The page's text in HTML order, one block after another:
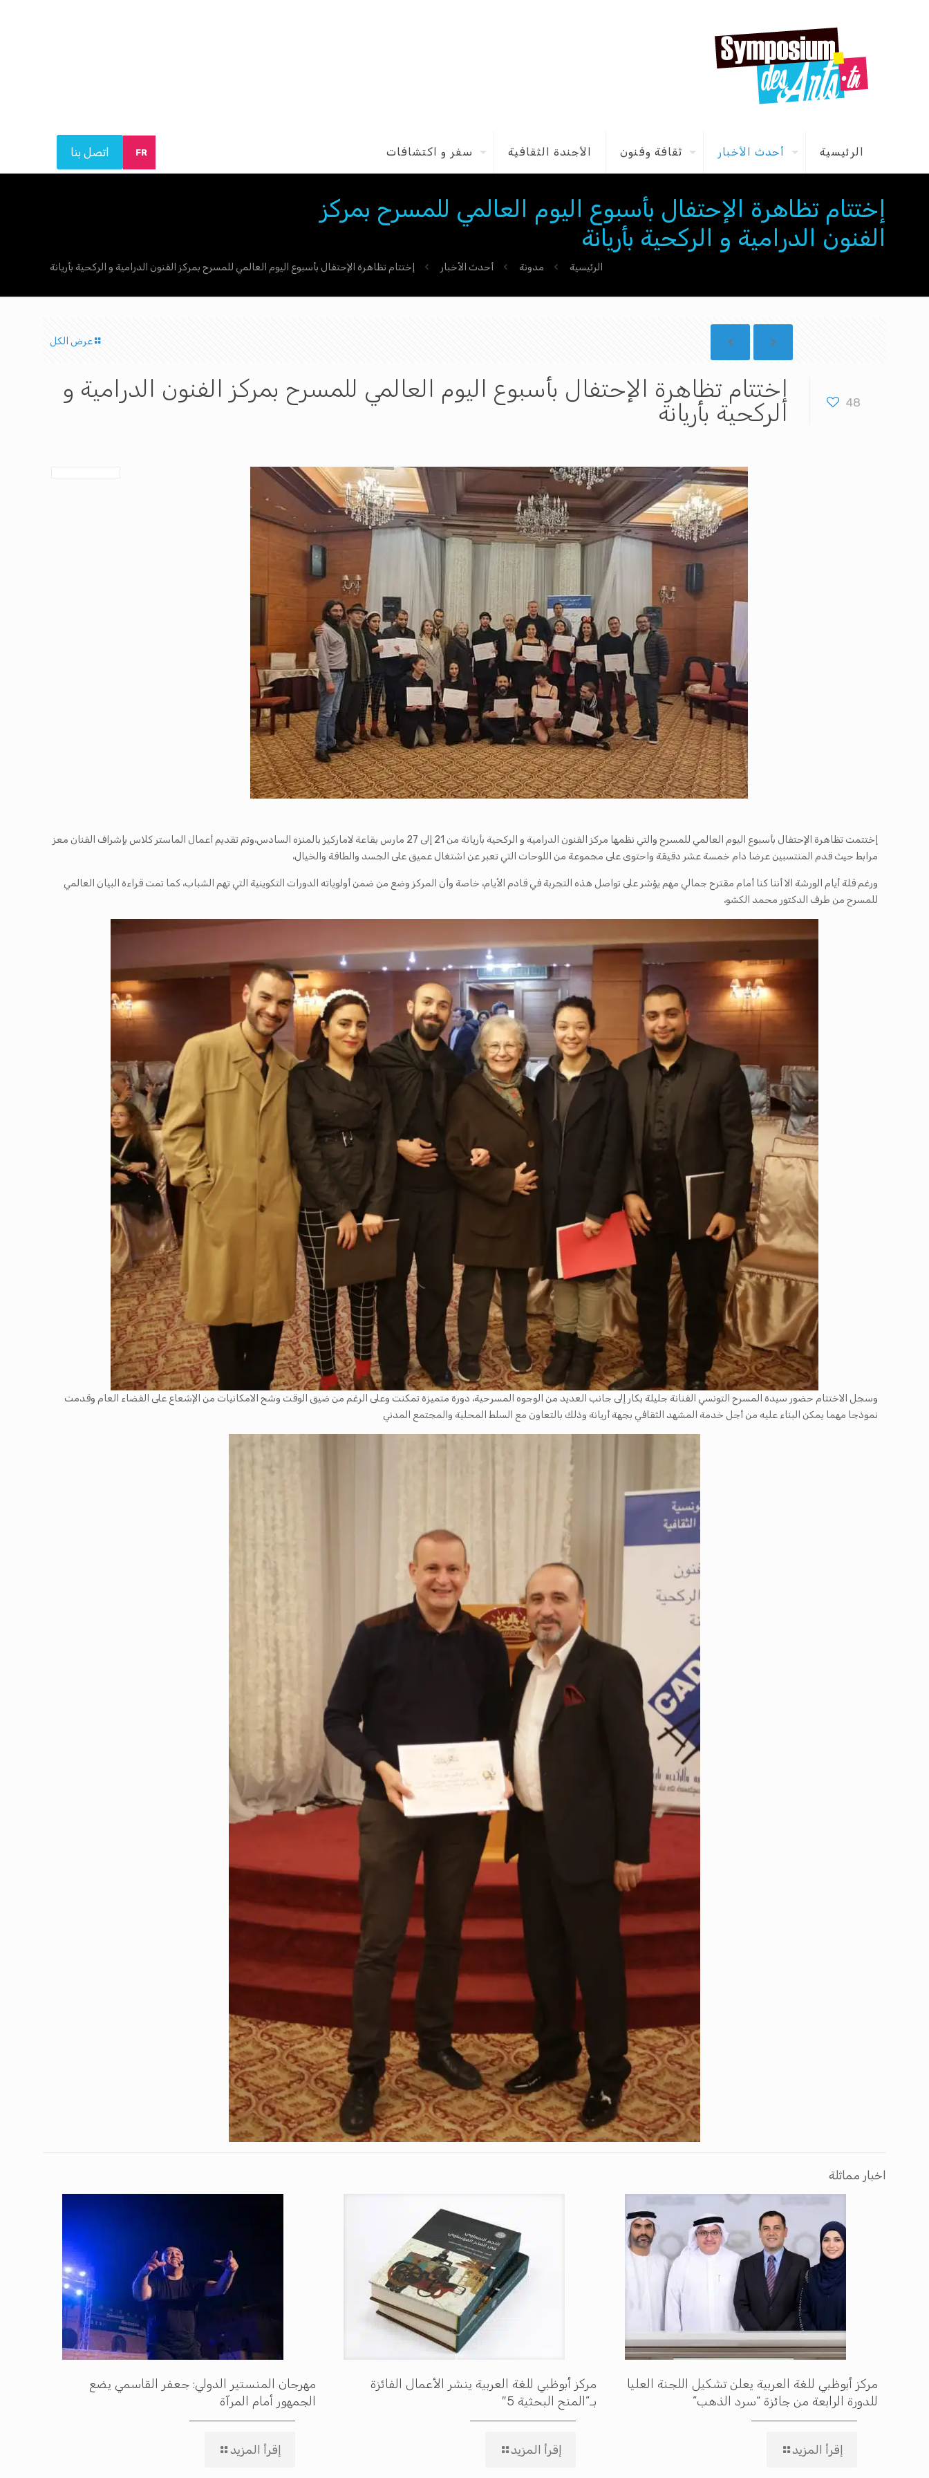
الرئيسية أحدث الأخبار ثقافة وفنون الأجندة الثقافية سفر و اكتشافات FR اتصل بنا
إختتام تظاهرة الإحتفال بأسبوع اليوم العالمي للمسرح بمركز
الفنون الدرامية و الركحية بأريانة
الرئيسية مدونة أحدث الأخبار إختتام تظاهرة الإحتفال بأسبوع اليوم العالمي للمسرح بمركز الفنون الدرامية و الركحية بأريانة
عرض الكل
48
إختتام تظاهرة الإحتفال بأسبوع اليوم العالمي للمسرح بمركز الفنون الدرامية و
الركحية بأريانة
إختتمت تظاهرة الإحتفال بأسبوع اليوم العالمي للمسرح والتي نظمها مركز الفنون الدرامية و الركحية بأريانة من 21 إلى 27 مارس بقاعة لاماركيز بالمنزه السادس،وتم تقديم أعمال الماستر كلاس بإشراف الفنان معز
مرابط حيث قدم المنتسبين عرضا دام خمسة عشر دقيقة واحتوى على مجموعة من اللوحات التي تعبر عن اشتغال عميق على الجسد والطاقة والخيال،
ورغم قلة أيام الورشة الا أننا كنا أمام مقترح جمالي مهم يؤشر على تواصل هذه التجربة في قادم الأيام، خاصة وأن المركز وضع من ضمن أولوياته الدورات التكوينية التي تهم الشباب، كما تمت قراءة البيان العالمي
للمسرح من طرف الدكتور محمد الكشو،
وسجل الاختتام حضور سيدة المسرح التونسي الفنانة جليلة بكار إلى جانب العديد من الوجوه المسرحية، دورة متميزة تمكنت وعلى الرغم من ضيق الوقت وشح الامكانيات من الإشعاع على الفضاء العام وقدمت
نموذجا مهما يمكن البناء عليه من أجل خدمة المشهد الثقافي بجهة أريانة وذلك بالتعاون مع السلط المحلية والمجتمع المدني
اخبار مماثلة
مركز أبوظبي للغة العربية يعلن تشكيل اللجنة العليا
للدورة الرابعة من جائزة “سرد الذهب”
إقرأ المزيد
مركز أبوظبي للغة العربية ينشر الأعمال الفائزة
بـ”المنح البحثية 5″
إقرأ المزيد
مهرجان المنستير الدولي: جعفر القاسمي يضع
الجمهور أمام المرآة
إقرأ المزيد